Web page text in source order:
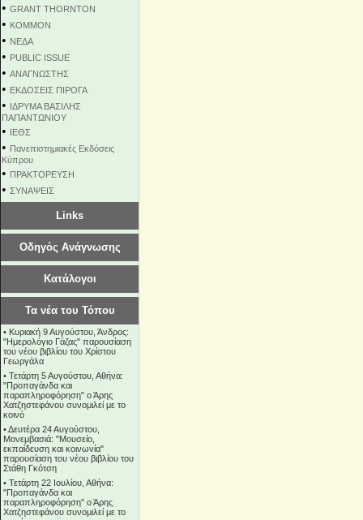
• GRANT THORNTON
• KOMMON
• NEΔΑ
• PUBLIC ISSUE
• ΑΝΑΓΝΩΣΤΗΣ
• ΕΚΔΟΣΕΙΣ ΠΙΡΟΓΑ
• ΙΔΡΥΜΑ ΒΑΣΙΛΗΣ
ΠΑΠΑΝΤΩΝΙΟΥ
• ΙΕΘΣ
• Πανεπιστημιακές Εκδόσεις
Κύπρου
• ΠΡΑΚΤΟΡΕΥΣΗ
• ΣΥΝΑΨΕΙΣ
Links
Οδηγός Ανάγνωσης
Κατάλογοι
Τα νέα του Τόπου
• Κυριακή 9 Αυγούστου, Άνδρος:
"Ημερολόγιο Γάζας" παρουσίαση
του νέου βιβλίου του Χρίστου
Γεωργάλα
• Τετάρτη 5 Αυγούστου, Αθήνα:
"Προπαγάνδα και
παραπληροφόρηση" ο Άρης
Χατζηστεφάνου συνομιλεί με το
κοινό
•Δευτέρα 24 Αυγούστου,
Μονεμβασιά: "Μουσείο,
εκπαίδευση και κοινωνία"
παρουσίαση του νέου βιβλίου του
Στάθη Γκότση
• Τετάρτη 22 Ιουλίου, Αθήνα:
"Προπαγάνδα και
παραπληροφόρηση" ο Άρης
Χατζηστεφάνου συνομιλεί με το